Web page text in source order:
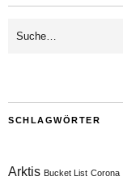
SCHLAGWÖRTER
Arktis Bucket List Corona